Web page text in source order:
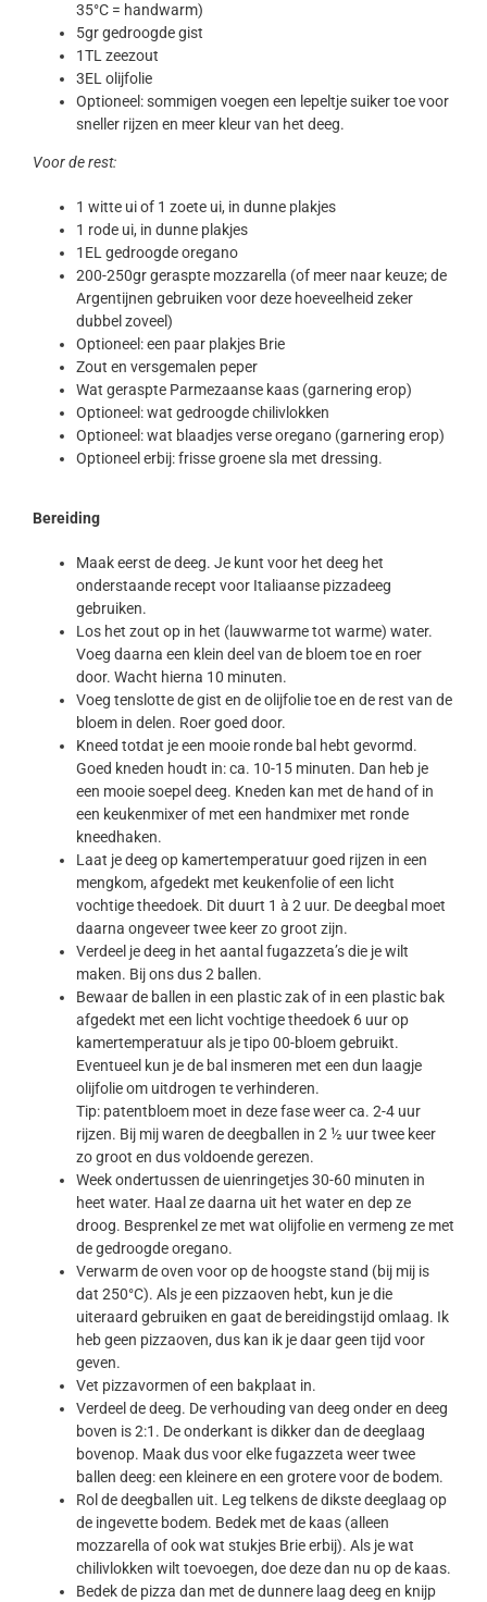
35°C = handwarm)
5gr gedroogde gist
1TL zeezout
3EL olijfolie
Optioneel: sommigen voegen een lepeltje suiker toe voor
sneller rijzen en meer kleur van het deeg.
Voor de rest:
1 witte ui of 1 zoete ui, in dunne plakjes
1 rode ui, in dunne plakjes
1EL gedroogde oregano
200-250gr geraspte mozzarella (of meer naar keuze; de
Argentijnen gebruiken voor deze hoeveelheid zeker
dubbel zoveel)
Optioneel: een paar plakjes Brie
Zout en versgemalen peper
Wat geraspte Parmezaanse kaas (garnering erop)
Optioneel: wat gedroogde chilivlokken
Optioneel: wat blaadjes verse oregano (garnering erop)
Optioneel erbij: frisse groene sla met dressing.
Bereiding
Maak eerst de deeg. Je kunt voor het deeg het
onderstaande recept voor Italiaanse pizzadeeg
gebruiken.
Los het zout op in het (lauwwarme tot warme) water.
Voeg daarna een klein deel van de bloem toe en roer
door. Wacht hierna 10 minuten.
Voeg tenslotte de gist en de olijfolie toe en de rest van de
bloem in delen. Roer goed door.
Kneed totdat je een mooie ronde bal hebt gevormd.
Goed kneden houdt in: ca. 10-15 minuten. Dan heb je
een mooie soepel deeg. Kneden kan met de hand of in
een keukenmixer of met een handmixer met ronde
kneedhaken.
Laat je deeg op kamertemperatuur goed rijzen in een
mengkom, afgedekt met keukenfolie of een licht
vochtige theedoek. Dit duurt 1 à 2 uur. De deegbal moet
daarna ongeveer twee keer zo groot zijn.
Verdeel je deeg in het aantal fugazzeta’s die je wilt
maken. Bij ons dus 2 ballen.
Bewaar de ballen in een plastic zak of in een plastic bak
afgedekt met een licht vochtige theedoek 6 uur op
kamertemperatuur als je tipo 00-bloem gebruikt.
Eventueel kun je de bal insmeren met een dun laagje
olijfolie om uitdrogen te verhinderen.
Tip: patentbloem moet in deze fase weer ca. 2-4 uur
rijzen. Bij mij waren de deegballen in 2 ½ uur twee keer
zo groot en dus voldoende gerezen.
Week ondertussen de uienringetjes 30-60 minuten in
heet water. Haal ze daarna uit het water en dep ze
droog. Besprenkel ze met wat olijfolie en vermeng ze met
de gedroogde oregano.
Verwarm de oven voor op de hoogste stand (bij mij is
dat 250°C). Als je een pizzaoven hebt, kun je die
uiteraard gebruiken en gaat de bereidingstijd omlaag. Ik
heb geen pizzaoven, dus kan ik je daar geen tijd voor
geven.
Vet pizzavormen of een bakplaat in.
Verdeel de deeg. De verhouding van deeg onder en deeg
boven is 2:1. De onderkant is dikker dan de deeglaag
bovenop. Maak dus voor elke fugazzeta weer twee
ballen deeg: een kleinere en een grotere voor de bodem.
Rol de deegballen uit. Leg telkens de dikste deeglaag op
de ingevette bodem. Bedek met de kaas (alleen
mozzarella of ook wat stukjes Brie erbij). Als je wat
chilivlokken wilt toevoegen, doe deze dan nu op de kaas.
Bedek de pizza dan met de dunnere laag deeg en knijp